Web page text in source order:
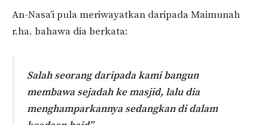
An-Nasa’i pula meriwayatkan daripada Maimunah
r.ha. bahawa dia berkata:
Salah seorang daripada kami bangun
membawa sejadah ke masjid, lalu dia
menghamparkannya sedangkan di dalam